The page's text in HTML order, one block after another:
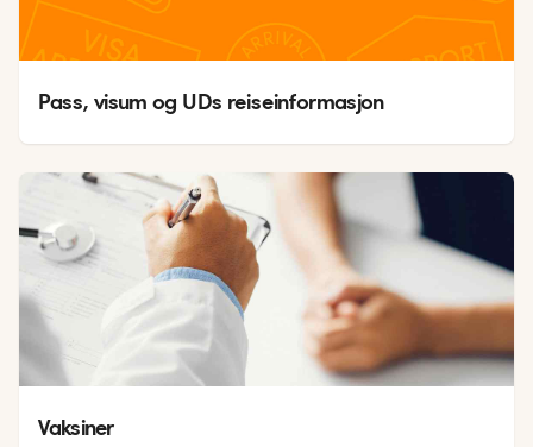
Pass, visum og UDs reiseinformasjon
Vaksiner